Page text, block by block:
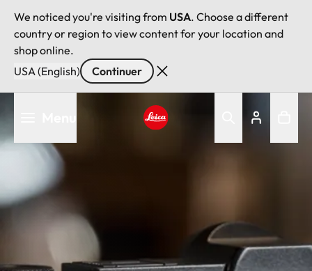
We noticed you're visiting from USA. Choose a different
country or region to view content for your location and
shop online.
USA (English)
Continuer
au
contenu
principal